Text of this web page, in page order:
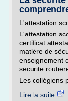
L'attestation
L'attestation
certificat
matière de
enseignement
sécurité
Les collégiens
Lire la suite